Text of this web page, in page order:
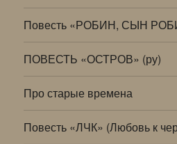
Повесть «РОБИН, СЫН
ПОВЕСТЬ «ОСТРОВ» (ру)
Про старые времена
Повесть «ЛЧК» (Любовь к